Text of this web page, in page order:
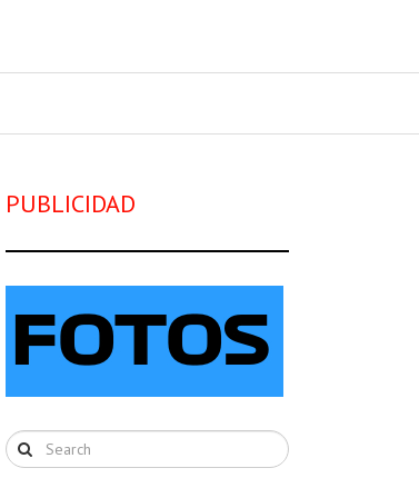
PUBLICIDAD